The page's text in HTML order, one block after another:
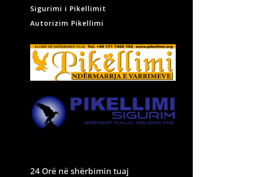
Sigurimi i Pikellimit
Autorizim Pikellimi
24 Orë në shërbimin tuaj